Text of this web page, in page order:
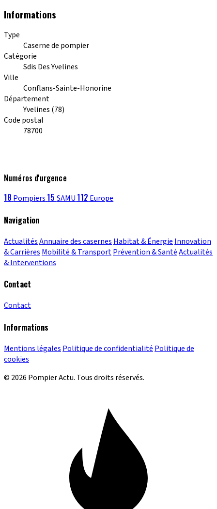
Informations
Type
Caserne de pompier
Catégorie
Sdis Des Yvelines
Ville
Conflans-Sainte-Honorine
Département
Yvelines (78)
Code postal
78700
Numéros d'urgence
18 Pompiers 15 SAMU 112 Europe
Navigation
ActualitésAnnuaire des casernes Habitat & Énergie Innovation
& Carrières Mobilité & TransportPrévention & SantéActualités
& Interventions
Contact
Contact
Informations
Mentions légales Politique de confidentialité Politique de
cookies
© 2026 Pompier Actu. Tous droits réservés.